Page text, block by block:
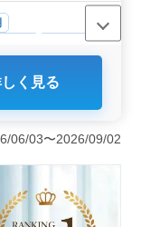
派遣社員
中高年層が活
当先への訪問業
の方々のご応
のベテランの
富な経験を活
内容と特徴
す。担当企業
く見る
06/03〜2026/09/02